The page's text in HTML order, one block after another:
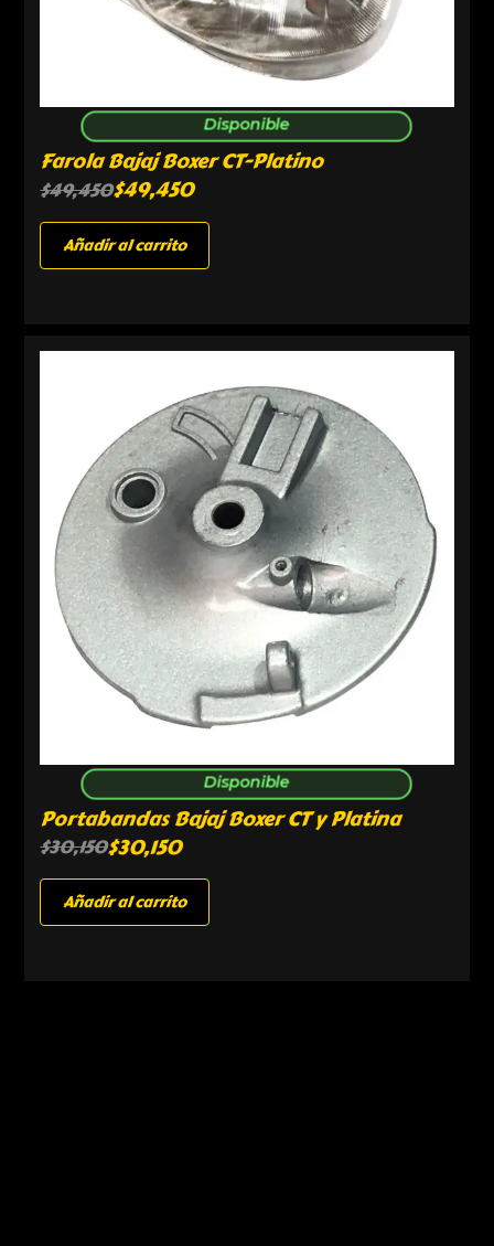
Disponible
Farola Bajaj Boxer CT-Platino
$49,450$49,450
Añadir al carrito
Disponible
Portabandas Bajaj Boxer CT y Platina
$30,150$30,150
Añadir al carrito